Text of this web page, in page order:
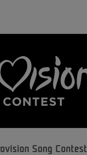
Song Contest